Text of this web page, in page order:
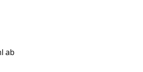
ab